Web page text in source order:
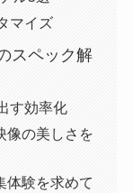
マイズ
スペック解
す効率化
像の美しさを
体験を求めて